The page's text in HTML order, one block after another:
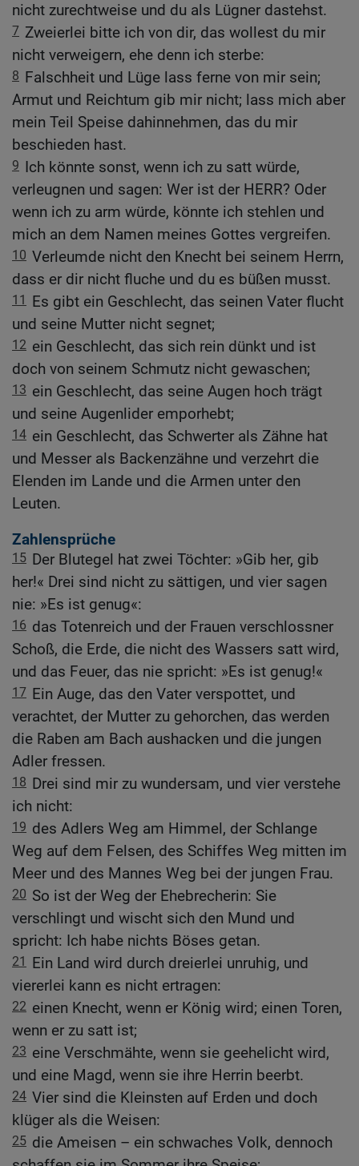
nicht zurechtweise und du als Lügner dastehst.
7 Zweierlei bitte ich von dir, das wollest du mir
nicht verweigern, ehe denn ich sterbe:
8 Falschheit und Lüge lass ferne von mir sein;
Armut und Reichtum gib mir nicht; lass mich aber
mein Teil Speise dahinnehmen, das du mir
beschieden hast.
9 Ich könnte sonst, wenn ich zu satt würde,
verleugnen und sagen: Wer ist der HERR? Oder
wenn ich zu arm würde, könnte ich stehlen und
mich an dem Namen meines Gottes vergreifen.
10 Verleumde nicht den Knecht bei seinem Herrn,
dass er dir nicht fluche und du es büßen musst.
11
Es gibt ein Geschlecht, das seinen Vater flucht
und seine Mutter nicht segnet;
12 ein Geschlecht, das sich rein dünkt und ist
doch von seinem Schmutz nicht gewaschen;
13 ein Geschlecht, das seine Augen hoch trägt
und seine Augenlider emporhebt;
14 ein Geschlecht, das Schwerter als Zähne hat
und Messer als Backenzähne und verzehrt die
Elenden im Lande und die Armen unter den
Leuten.
Zahlensprüche
15 Der Blutegel hat zwei Töchter: »Gib her, gib
her!« Drei sind nicht zu sättigen, und vier sagen
nie: »Es ist genug«:
16 das Totenreich und der Frauen verschlossner
Schoß, die Erde, die nicht des Wassers satt wird,
und das Feuer, das nie spricht: »Es ist genug!«
17 Ein Auge, das den Vater verspottet, und
verachtet, der Mutter zu gehorchen, das werden
die Raben am Bach aushacken und die jungen
Adler fressen.
18 Drei sind mir zu wundersam, und vier verstehe
ich nicht:
19 des Adlers Weg am Himmel, der Schlange
Weg auf dem Felsen, des Schiffes Weg mitten im
Meer und des Mannes Weg bei der jungen Frau.
20 So ist der Weg der Ehebrecherin: Sie
verschlingt und wischt sich den Mund und
spricht: Ich habe nichts Böses getan.
21
Ein Land wird durch dreierlei unruhig, und
viererlei kann es nicht ertragen:
22 einen Knecht, wenn er König wird; einen Toren,
wenn er zu satt ist;
23 eine Verschmähte, wenn sie geehelicht wird,
und eine Magd, wenn sie ihre Herrin beerbt.
24 Vier sind die Kleinsten auf Erden und doch
klüger als die Weisen:
25 die Ameisen – ein schwaches Volk, dennoch